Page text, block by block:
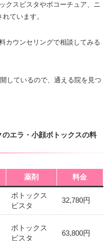
クスビスタやボコーチュア、ニ
ています。
カウンセリングで相談してみる
しているので、通える院を見つ
エラ・小顔ボトックスの料
薬剤 料金
ボトックス
ビスタ
32,780円
ボトックス
ビスタ
63,800円